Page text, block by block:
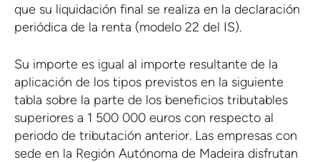
que su liquidación final se realiza en la declaración
periódica de la renta (modelo 22 del IS).
Su importe es igual al importe resultante de la
aplicación de los tipos previstos en la siguiente
tabla sobre la parte de los beneficios tributables
superiores a 1 500 000 euros con respecto al
periodo de tributación anterior. Las empresas con
sede en la Región Autónoma de Madeira disfrutan